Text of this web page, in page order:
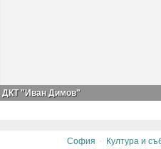
ДКТ "Иван Димов"
София · Култура и